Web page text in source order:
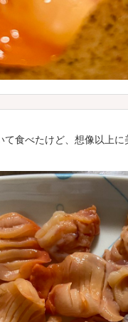
食べたけど、想像以上